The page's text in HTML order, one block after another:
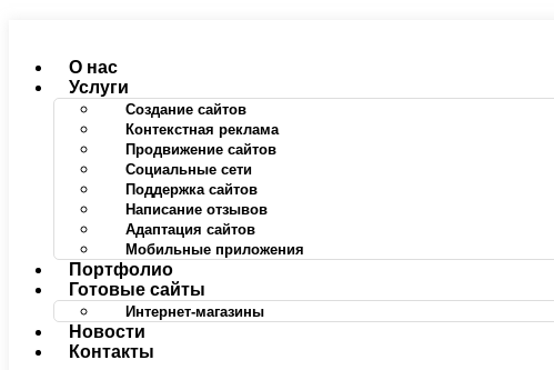
содержимому
О нас
Услуги
Создание сайтов
Контекстная реклама
Продвижение сайтов
Социальные сети
Поддержка сайтов
Написание отзывов
Адаптация сайтов
Мобильные приложения
Портфолио
Готовые сайты
Интернет-магазины
Новости
Контакты